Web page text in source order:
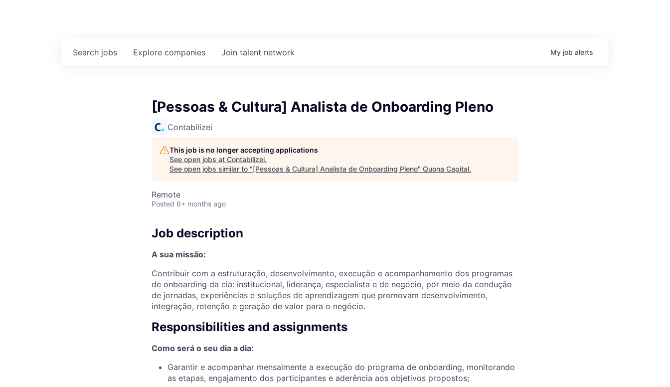
Search jobs Explore companies Join talent network My job alerts
[Pessoas & Cultura] Analista de Onboarding Pleno
Contabilizei
This job is no longer accepting applications
See open jobs at Contabilizei.
See open jobs similar to "[Pessoas & Cultura] Analista de Onboarding Pleno" Quona Capital.
Remote
Posted 6+ months ago
Job description
A sua missão:
Contribuir com a estruturação, desenvolvimento, execução e acompanhamento dos programas
de onboarding da cia: institucional, liderança, especialista e de negócio, por meio da condução
de jornadas, experiências e soluções de aprendizagem que promovam desenvolvimento,
integração, retenção e geração de valor para o negócio.
Responsibilities and assignments
Como será o seu dia a dia:
Garantir e acompanhar mensalmente a execução do programa de onboarding, monitorando
as etapas, engajamento dos participantes e aderência aos objetivos propostos;